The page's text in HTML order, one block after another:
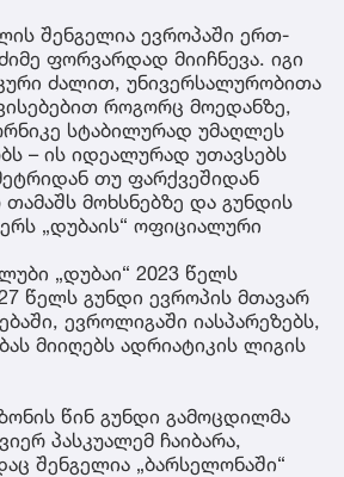
შენგელია ევროპაში ერთ-
ფორვარდად მიიჩნევა. იგი
ძალით, უნივერსალურობითა
როგორც მოედანზე,
სტაბილურად უმაღლეს
– ის იდეალურად უთავსებს
თუ ფარქვეშიდან
მოხსნებზე და გუნდის
„დუბაის“ ოფიციალური
„დუბაი“ 2023 წელს
წელს გუნდი ევროპის მთავარ
ევროლიგაში იასპარეზებს,
მიიღებს ადრიატიკის ლიგის
წინ გუნდი გამოცდილმა
პასკუალემ ჩაიბარა,
შენგელია „ბარსელონაში“